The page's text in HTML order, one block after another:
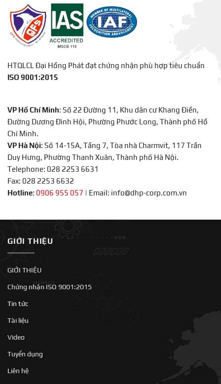
HTQLCL Đại Hồng Phát đạt chứng nhận phù hợp tiêu chuẩn
ISO 9001:2015
VP Hồ Chí Minh: Số 22 Đường 11, Khu dân cư Khang Điền,
Đường Dương Đình Hội, Phường Phước Long, Thành phố Hồ
Chí Minh.
VP Hà Nội: Số 14-15A, Tầng 7, Tòa nhà Charmvit, 117 Trần
Duy Hưng, Phường Thanh Xuân, Thành phố Hà Nội.
Telephone: 028 2253 6631
Fax: 028 2253 6632
Hotline: 0906 955 057 | Email: info@dhp-corp.com.vn
GIỚI THIỆU
GIỚI THIỆU
Chứng nhận ISO 9001:2015
Tin tức
Tài liệu
Video
Tuyển dụng
Liên hệ